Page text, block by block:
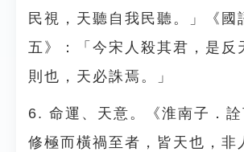
民視，天聽自我民聽。」《國
五》：「今宋人殺其君，是反
則也，天必誅焉。」
6. 命運、天意。《淮南子．
修極而橫禍至者，皆天也，非